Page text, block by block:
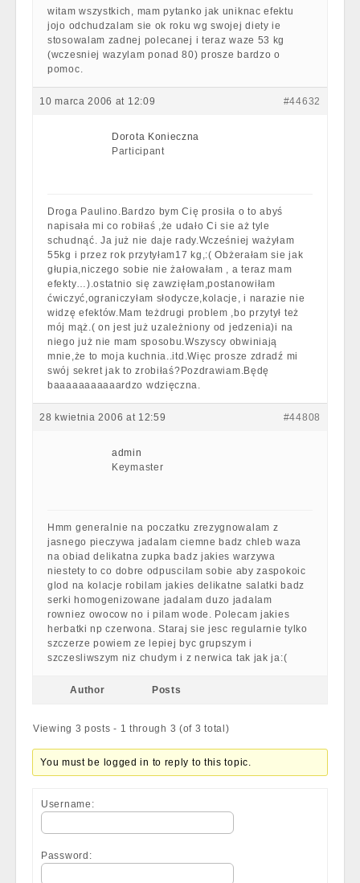
witam wszystkich, mam pytanko jak uniknac efektu
jojo odchudzalam sie ok roku wg swojej diety ie
stosowalam zadnej polecanej i teraz waze 53 kg
(wczesniej wazylam ponad 80) prosze bardzo o
pomoc.
10 marca 2006 at 12:09 #44632
Dorota Konieczna
Participant
Droga Paulino.Bardzo bym Cię prosiła o to abyś
napisała mi co robiłaś ,że udało Ci sie aż tyle
schudnąć. Ja już nie daje rady.Wcześniej ważyłam
55kg i przez rok przytyłam17 kg,:( Obżerałam sie jak
głupia,niczego sobie nie żałowałam , a teraz mam
efekty…).ostatnio się zawzięłam,postanowiłam
ćwiczyć,ograniczyłam słodycze,kolacje, i narazie nie
widzę efektów.Mam teżdrugi problem ,bo przytył też
mój mąż.( on jest już uzależniony od jedzenia)i na
niego już nie mam sposobu.Wszyscy obwiniają
mnie,że to moja kuchnia..itd.Więc prosze zdradź mi
swój sekret jak to zrobiłaś?Pozdrawiam.Będę
baaaaaaaaaaardzo wdzięczna.
28 kwietnia 2006 at 12:59 #44808
admin
Keymaster
Hmm generalnie na poczatku zrezygnowalam z
jasnego pieczywa jadalam ciemne badz chleb waza
na obiad delikatna zupka badz jakies warzywa
niestety to co dobre odpuscilam sobie aby zaspokoic
glod na kolacje robilam jakies delikatne salatki badz
serki homogenizowane jadalam duzo jadalam
rowniez owocow no i pilam wode. Polecam jakies
herbatki np czerwona. Staraj sie jesc regularnie tylko
szczerze powiem ze lepiej byc grupszym i
szczesliwszym niz chudym i z nerwica tak jak ja:(
Author Posts
Viewing 3 posts - 1 through 3 (of 3 total)
You must be logged in to reply to this topic.
Username:
Password: